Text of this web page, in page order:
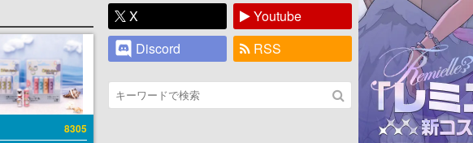
8305
X
Youtube
Discord
RSS